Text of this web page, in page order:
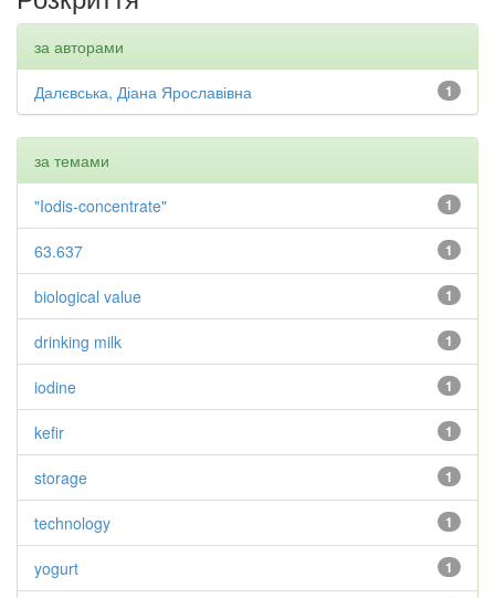
за авторами
1
Далєвська, Діана Ярославівна
за темами
1
"Iodis-concentrate"
1
63.637
1
biological value
1
drinking milk
1
iodine
1
kefir
1
storage
1
technology
1
yogurt